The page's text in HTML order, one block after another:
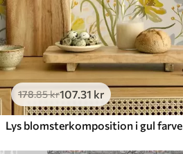
Premium
448 .33 269.00kr/m²
Premium vinyl
516.67310.00kr/m²
178.85kr107.31 kr
Lys blomsterkomposition i gul farve